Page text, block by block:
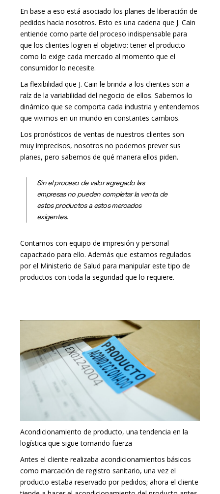
En base a eso está asociado los planes de liberación de
pedidos hacia nosotros. Esto es una cadena que J. Cain
entiende como parte del proceso indispensable para
que los clientes logren el objetivo: tener el producto
como lo exige cada mercado al momento que el
consumidor lo necesite.
La flexibilidad que J. Cain le brinda a los clientes son a
raíz de la variabilidad del negocio de ellos. Sabemos lo
dinámico que se comporta cada industria y entendemos
que vivimos en un mundo en constantes cambios.
Los pronósticos de ventas de nuestros clientes son
muy imprecisos, nosotros no podemos prever sus
planes, pero sabemos de qué manera ellos piden.
Sin el proceso de valor agregado las
empresas no pueden completar la venta de
estos productos a estos mercados
exigentes.
Contamos con equipo de impresión y personal
capacitado para ello. Además que estamos regulados
por el Ministerio de Salud para manipular este tipo de
productos con toda la seguridad que lo requiere.
Acondicionamiento de producto, una tendencia en la
logística que sigue tomando fuerza
Antes el cliente realizaba acondicionamientos básicos
como marcación de registro sanitario, una vez el
producto estaba reservado por pedidos; ahora el cliente